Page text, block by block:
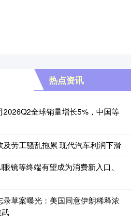
热点资讯
全球销量增长5%，中国等
劳工骚乱拖累 现代汽车利润下滑
镜等终端有望成为消费新入口、
录草案曝光：美国同意伊朗稀释浓